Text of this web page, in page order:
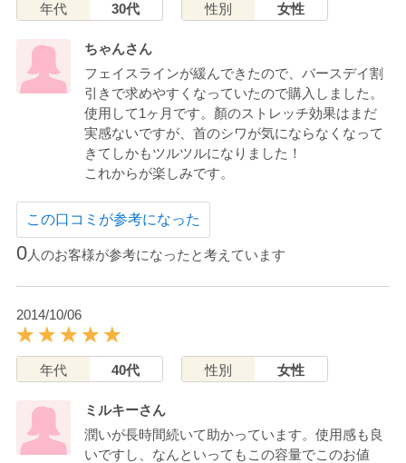
年代 30代 性別 女性
ちゃんさん
フェイスラインが緩んできたので、バースデイ割
引きで求めやすくなっていたので購入しました。
使用して1ヶ月です。顏のストレッチ効果はまだ
実感ないですが、首のシワが気にならなくなって
きてしかもツルツルになりました！
これからが楽しみです。
この口コミが参考になった
0人のお客様が参考になったと考えています
2014/10/06
年代 40代 性別 女性
ミルキーさん
潤いが長時間続いて助かっています。使用感も良
いですし、なんといってもこの容量でこのお値